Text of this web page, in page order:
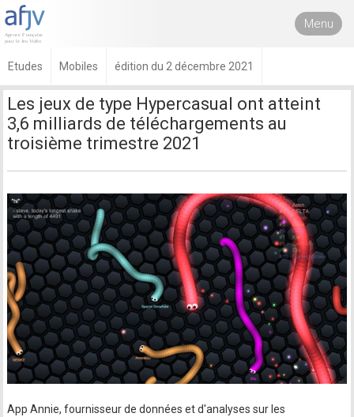
Menu
Etudes Mobiles édition du 2 décembre 2021
Les jeux de type Hypercasual ont atteint
3,6 milliards de téléchargements au
troisième trimestre 2021
App Annie, fournisseur de données et d'analyses sur les